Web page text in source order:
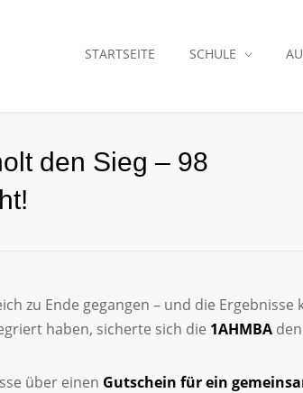
STARTSEITE SCHULE
den Sieg – 98
zu Ende gegangen – und die
haben, sicherte sich die 1AHMBA
über einen Gutschein für ein